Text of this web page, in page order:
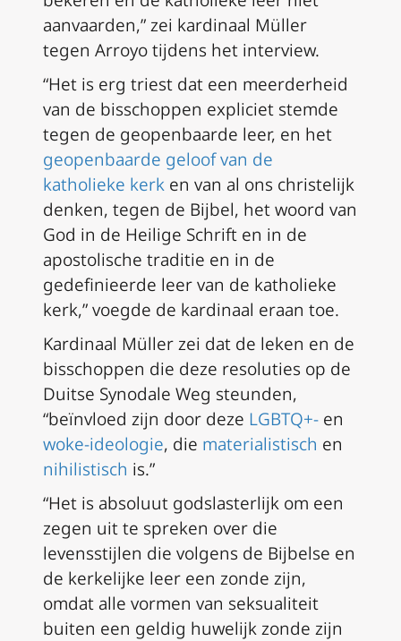
aanvaarden,” zei kardinaal Müller
tegen Arroyo tijdens het interview.
“Het is erg triest dat een meerderheid
van de bisschoppen expliciet stemde
tegen de geopenbaarde leer, en het
geopenbaarde geloof van de
katholieke kerk en van al ons christelijk
denken, tegen de Bijbel, het woord van
God in de Heilige Schrift en in de
apostolische traditie en in de
gedefinieerde leer van de katholieke
kerk,” voegde de kardinaal eraan toe.
Kardinaal Müller zei dat de leken en de
bisschoppen die deze resoluties op de
Duitse Synodale Weg steunden,
“beïnvloed zijn door deze LGBTQ+- en
woke-ideologie, die materialistisch en
nihilistisch is.”
“Het is absoluut godslasterlijk om een
zegen uit te spreken over die
levensstijlen die volgens de Bijbelse en
de kerkelijke leer een zonde zijn,
omdat alle vormen van seksualiteit
buiten een geldig huwelijk zonde zijn